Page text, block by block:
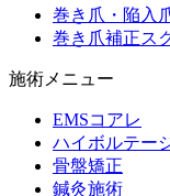
巻き爪・陥入
巻き爪補正ス
施術メニュー
EMSコアレ
ハイボルテー
骨盤矯正
鍼灸施術